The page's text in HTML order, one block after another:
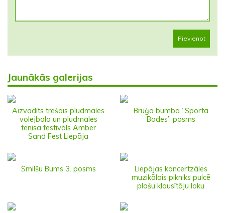
Pievienot
Jaunākās galerijas
Aizvadīts trešais pludmales
volejbola un pludmales
tenisa festivāls Amber
Sand Fest Liepāja
Bruģa bumba “Sporta
Bodes” posms
Smilšu Bums 3. posms
Liepājas koncertzāles
muzikālais pikniks pulcē
plašu klausītāju loku